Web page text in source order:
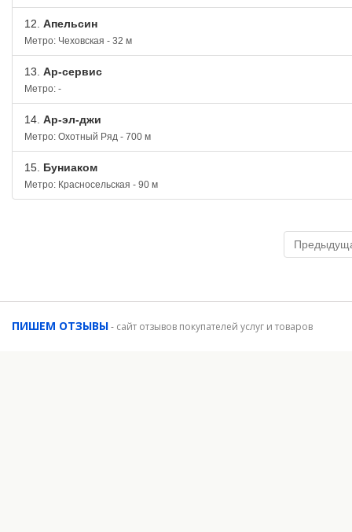
12. Апельсин
Метро: Чеховская - 32 м
13. Ар-сервис
Метро: -
14. Ар-эл-джи
Метро: Охотный Ряд - 700 м
15. Буниаком
Метро: Красносельская - 90 м
ПИШЕМ ОТЗЫВЫ- сайт отзывов покупателей услуг и товаров